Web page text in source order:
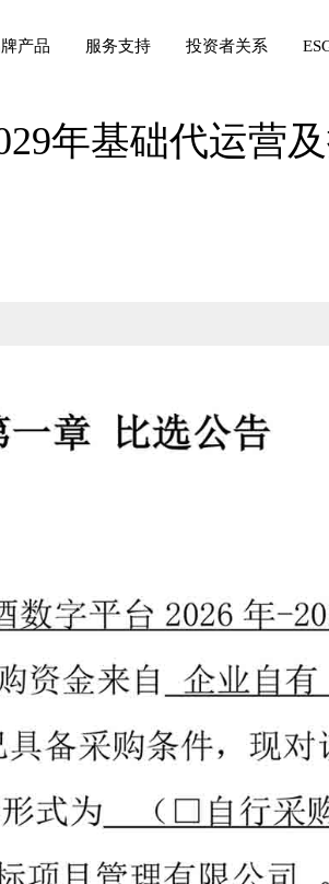
产品 服务支持 投资者关系
年基础代运营